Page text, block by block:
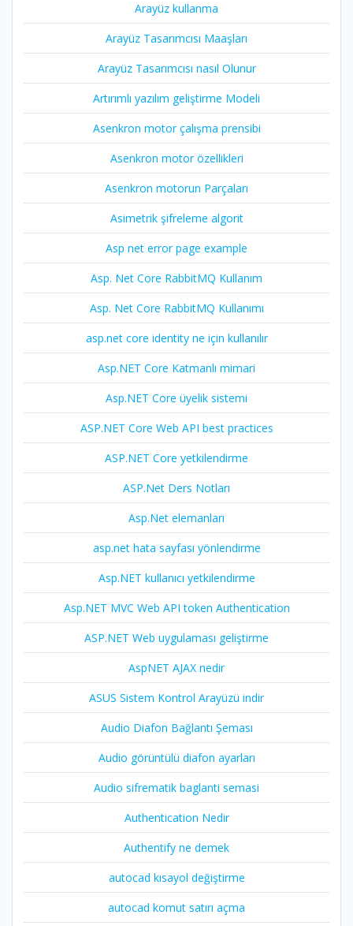
Arayüz kullanma
Arayüz Tasarımcısı Maaşları
Arayüz Tasarımcısı nasıl Olunur
Artırımlı yazılım geliştirme Modeli
Asenkron motor çalışma prensibi
Asenkron motor özellikleri
Asenkron motorun Parçaları
Asimetrik şifreleme algorit
Asp net error page example
Asp. Net Core RabbitMQ Kullanım
Asp. Net Core RabbitMQ Kullanımı
asp.net core identity ne için kullanılır
Asp.NET Core Katmanlı mimari
Asp.NET Core üyelik sistemi
ASP.NET Core Web API best practices
ASP.NET Core yetkilendirme
ASP.Net Ders Notları
Asp.Net elemanları
asp.net hata sayfası yönlendirme
Asp.NET kullanıcı yetkilendirme
Asp.NET MVC Web API token Authentication
ASP.NET Web uygulaması geliştirme
AspNET AJAX nedir
ASUS Sistem Kontrol Arayüzü indir
Audio Diafon Bağlantı Şeması
Audio görüntülü diafon ayarları
Audio sifrematik baglanti semasi
Authentication Nedir
Authentify ne demek
autocad kısayol değiştirme
autocad komut satırı açma